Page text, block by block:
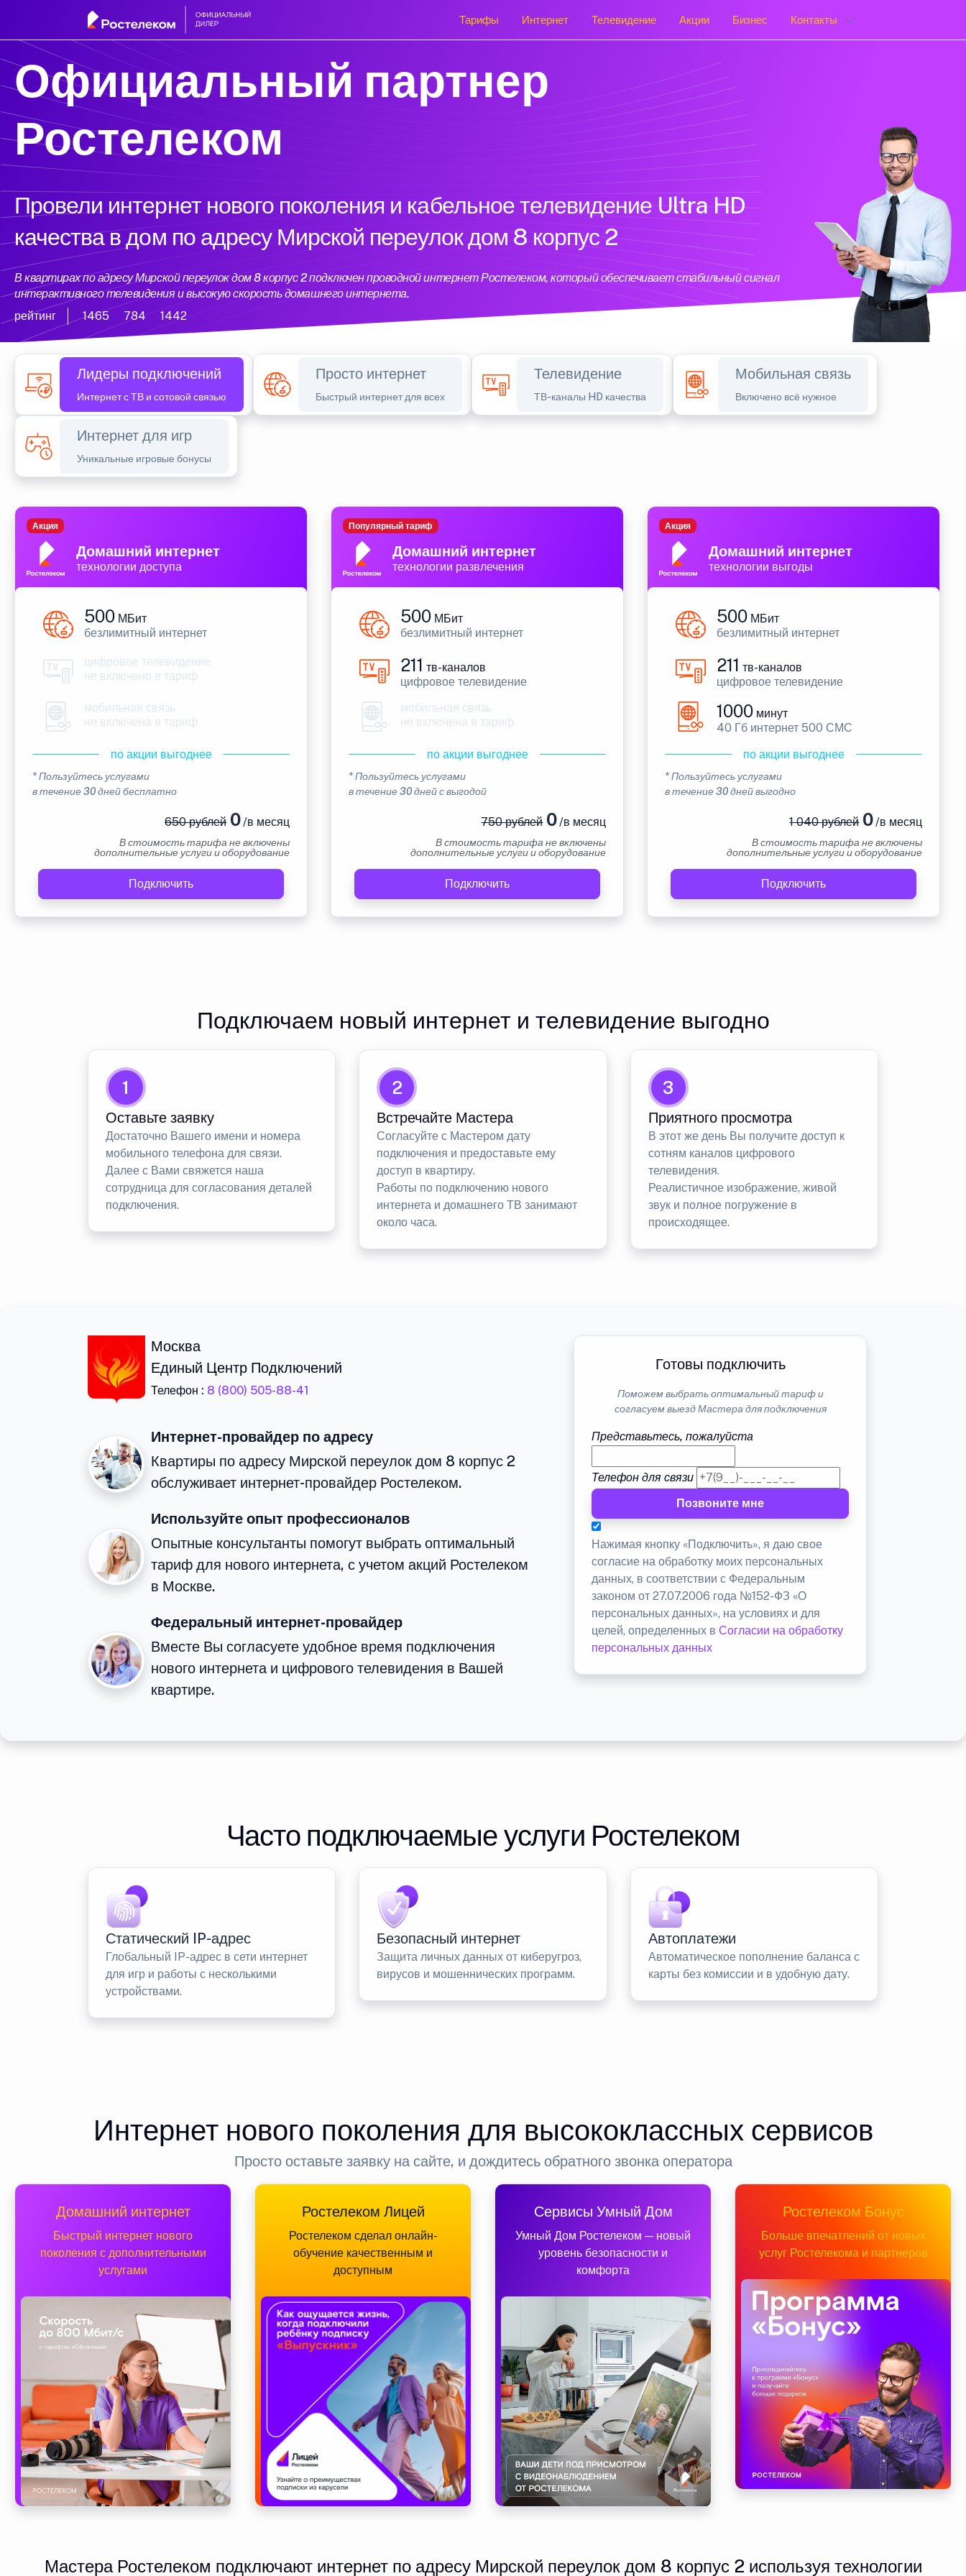
Тарифы Интернет Телевидение Акции Бизнес Контакты
Официальный партнер
Ростелеком
Провели интернет нового поколения и кабельное телевидение Ultra HD
качества в дом по адресу Мирской переулок дом 8 корпус 2
В квартирах по адресу Мирской переулок дом 8 корпус 2 подключен проводной интернет Ростелеком, который обеспечивает стабильный сигнал
интерактивного телевидения и высокую скорость домашнего интернета.
рейтинг
1465 784 1442
Лидеры подключений
Интернет с ТВ и сотовой связью
Просто интернет
Быстрый интернет для всех
Телевидение
ТВ-каналы HD качества
Мобильная связь
Включено всё нужное
Интернет для игр
Уникальные игровые бонусы
Домашний интернет
технологии доступа
Акция
500 МБит
безлимитный интернет
цифровое телевидение
не включено в тариф
мобильная связь
не включена в тариф
по акции выгоднее
* Пользуйтесь услугами
в течение 30 дней бесплатно
650 рублей0/в месяц
В стоимость тарифа не включены
дополнительные услуги и оборудование
Подключить
Домашний интернет
технологии развлечения
Популярный тариф
500 МБит
безлимитный интернет
211 тв-каналов
цифровое телевидение
мобильная связь
не включена в тариф
по акции выгоднее
* Пользуйтесь услугами
в течение 30 дней с выгодой
750 рублей0/в месяц
В стоимость тарифа не включены
дополнительные услуги и оборудование
Подключить
Домашний интернет
технологии выгоды
Акция
500 МБит
безлимитный интернет
211 тв-каналов
цифровое телевидение
1000 минут
40 Гб интернет 500 СМС
по акции выгоднее
* Пользуйтесь услугами
в течение 30 дней выгодно
1 040 рублей0/в месяц
В стоимость тарифа не включены
дополнительные услуги и оборудование
Подключить
Подключаем новый интернет и телевидение выгодно
1
Оставьте заявку
Достаточно Вашего имени и номера
мобильного телефона для связи.
Далее с Вами свяжется наша
сотрудница для согласования деталей
подключения.
2
Встречайте Мастера
Согласуйте с Мастером дату
подключения и предоставьте ему
доступ в квартиру.
Работы по подключению нового
интернета и домашнего ТВ занимают
около часа.
3
Приятного просмотра
В этот же день Вы получите доступ к
сотням каналов цифрового
телевидения.
Реалистичное изображение, живой
звук и полное погружение в
происходящее.
Москва
Единый Центр Подключений
Телефон : 8 (800) 505-88-41
Интернет-провайдер по адресу
Квартиры по адресу Мирской переулок дом 8 корпус 2
обслуживает интернет-провайдер Ростелеком.
Используйте опыт профессионалов
Опытные консультанты помогут выбрать оптимальный
тариф для нового интернета, с учетом акций Ростелеком
в Москве.
Федеральный интернет-провайдер
Вместе Вы согласуете удобное время подключения
нового интернета и цифрового телевидения в Вашей
квартире.
Готовы подключить
Поможем выбрать оптимальный тариф и
согласуем выезд Мастера для подключения
Представьтесь, пожалуйста
Телефон для связи
Позвоните мне
Нажимая кнопку «Подключить», я даю свое
согласие на обработку моих персональных
данных, в соответствии с Федеральным
законом от 27.07.2006 года №152-ФЗ «О
персональных данных», на условиях и для
целей, определенных вСогласии на обработку
персональных данных
Часто подключаемые услуги Ростелеком
Статический IP-адрес
Глобальный IP-адрес в сети интернет
для игр и работы с несколькими
устройствами.
Безопасный интернет
Защита личных данных от киберугроз,
вирусов и мошеннических программ.
Автоплатежи
Автоматическое пополнение баланса с
карты без комиссии и в удобную дату.
Интернет нового поколения для высококлассных сервисов
Просто оставьте заявку на сайте, и дождитесь обратного звонка оператора
Домашний интернет
Быстрый интернет нового
поколения с дополнительными
услугами
Ростелеком Лицей
Ростелеком сделал онлайн-
обучение качественным и
доступным
Сервисы Умный Дом
Умный Дом Ростелеком — новый
уровень безопасности и
комфорта
Ростелеком Бонус
Больше впечатлений от новых
услуг Ростелекома и партнеров
Мастера Ростелеком подключают интернет по адресу Мирской переулок дом 8 корпус 2 используя технологии